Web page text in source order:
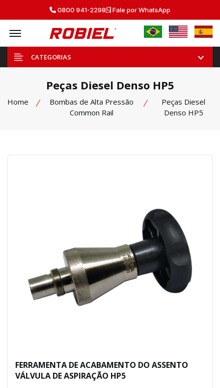
0800 941-2298 Fale por WhatsApp
Offcanvas Menu Open
CATEGORIAS
Peças Diesel Denso HP5
Home
Bombas de Alta Pressão
Common Rail
Peças Diesel
Denso HP5
FERRAMENTA DE ACABAMENTO DO ASSENTO
VÁLVULA DE ASPIRAÇÃO HP5